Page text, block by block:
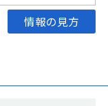
情報の見方